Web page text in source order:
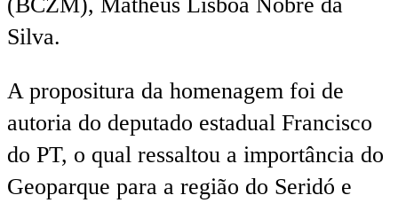
Silva.
A propositura da homenagem foi de
autoria do deputado estadual Francisco
do PT, o qual ressaltou a importância do
Geoparque para a região do Seridó e